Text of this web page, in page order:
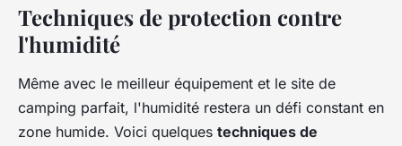
Techniques de protection contre
l'humidité
Même avec le meilleur équipement et le site de
camping parfait, l'humidité restera un défi constant en
zone humide. Voici quelques techniques de